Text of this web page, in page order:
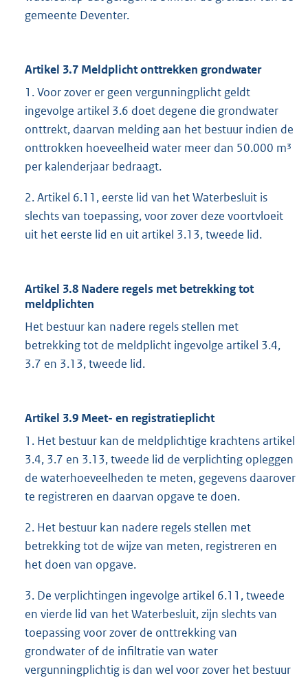
gemeente Deventer.
Artikel 3.7 Meldplicht onttrekken grondwater
1. Voor zover er geen vergunningplicht geldt
ingevolge artikel 3.6 doet degene die grondwater
onttrekt, daarvan melding aan het bestuur indien de
onttrokken hoeveelheid water meer dan 50.000 m³
per kalenderjaar bedraagt.
2. Artikel 6.11, eerste lid van het Waterbesluit is
slechts van toepassing, voor zover deze voortvloeit
uit het eerste lid en uit artikel 3.13, tweede lid.
Artikel 3.8 Nadere regels met betrekking tot
meldplichten
Het bestuur kan nadere regels stellen met
betrekking tot de meldplicht ingevolge artikel 3.4,
3.7 en 3.13, tweede lid.
Artikel 3.9 Meet- en registratieplicht
1. Het bestuur kan de meldplichtige krachtens artikel
3.4, 3.7 en 3.13, tweede lid de verplichting opleggen
de waterhoeveelheden te meten, gegevens daarover
te registreren en daarvan opgave te doen.
2. Het bestuur kan nadere regels stellen met
betrekking tot de wijze van meten, registreren en
het doen van opgave.
3. De verplichtingen ingevolge artikel 6.11, tweede
en vierde lid van het Waterbesluit, zijn slechts van
toepassing voor zover de onttrekking van
grondwater of de infiltratie van water
vergunningplichtig is dan wel voor zover het bestuur